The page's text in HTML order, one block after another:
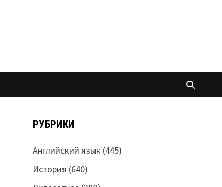
РУБРИКИ
Английский язык (445)
История (640)